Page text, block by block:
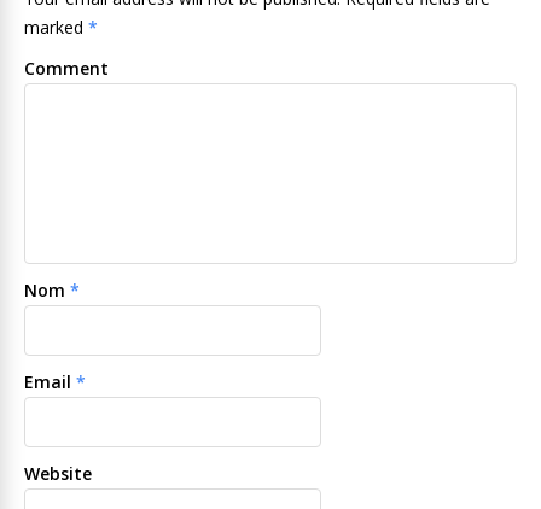
marked *
Comment
Nom *
Email *
Website